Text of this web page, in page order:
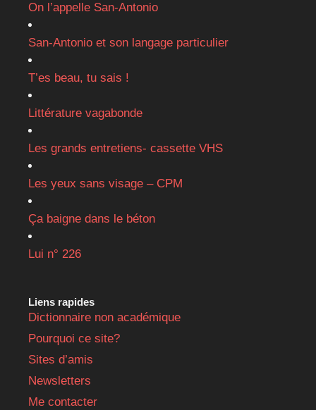
On l’appelle San-Antonio
San-Antonio et son langage particulier
T’es beau, tu sais !
Littérature vagabonde
Les grands entretiens- cassette VHS
Les yeux sans visage – CPM
Ça baigne dans le béton
Lui n° 226
Liens rapides
Dictionnaire non académique
Pourquoi ce site?
Sites d’amis
Newsletters
Me contacter